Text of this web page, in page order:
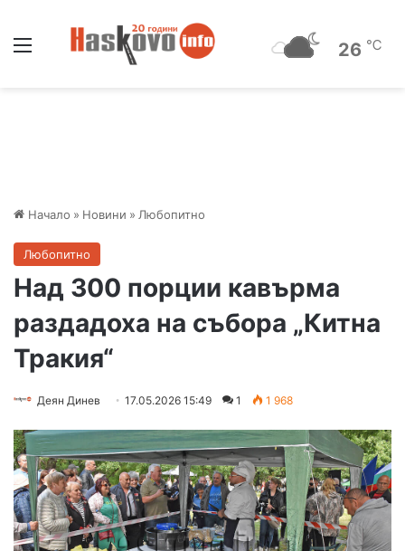
26 ℃
Начало » Новини » Любопитно
Любопитно
Над 300 порции кавърма
раздадоха на събора „Китна
Тракия“
Деян Динев 17.05.2026 15:49 1 1 968